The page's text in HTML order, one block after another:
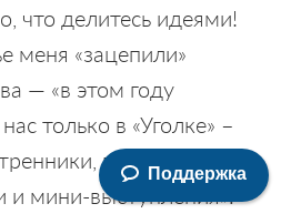
что делитесь идеями!
меня «зацепили»
— «в этом году
только в «Уголке» –
праздничные
и мини-выступления».
Поддержка